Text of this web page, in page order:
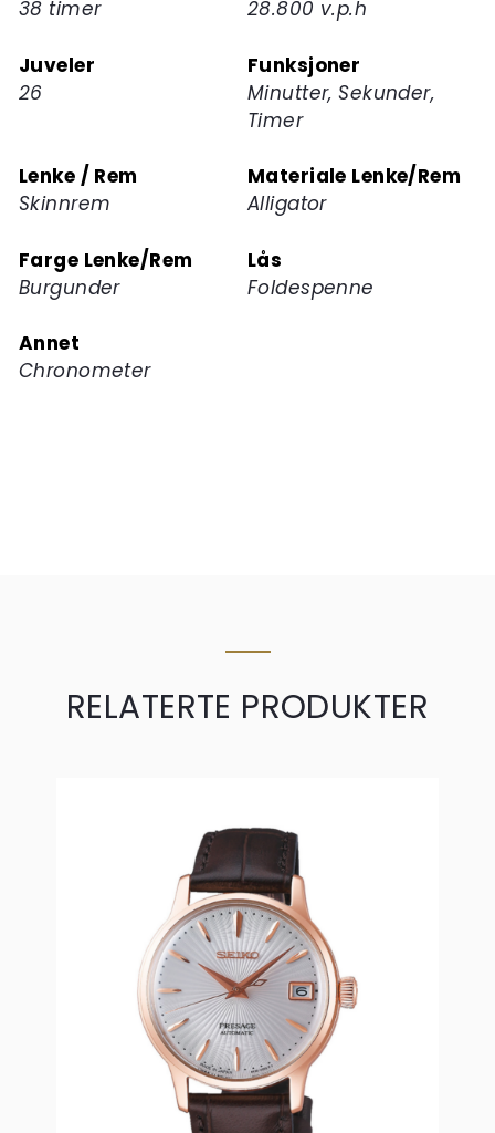
38 timer
28.800 v.p.h
Juveler
26
Funksjoner
Minutter, Sekunder,
Timer
Lenke / Rem
Skinnrem
Materiale Lenke/Rem
Alligator
Farge Lenke/Rem
Burgunder
Lås
Foldespenne
Annet
Chronometer
RELATERTE PRODUKTER